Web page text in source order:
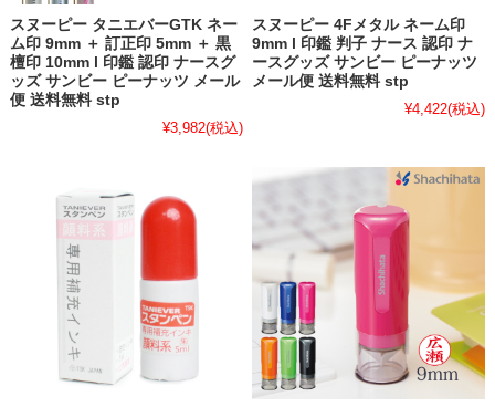
スヌーピー タニエバーGTK ネー
ム印 9mm ＋ 訂正印 5mm ＋ 黒
檀印 10mm l 印鑑 認印 ナースグ
ッズ サンビー ピーナッツ メール
便 送料無料 stp
¥3,982(税込)
スヌーピー 4Fメタル ネーム印
9mm l 印鑑 判子 ナース 認印 ナ
ースグッズ サンビー ピーナッツ
メール便 送料無料 stp
¥4,422(税込)